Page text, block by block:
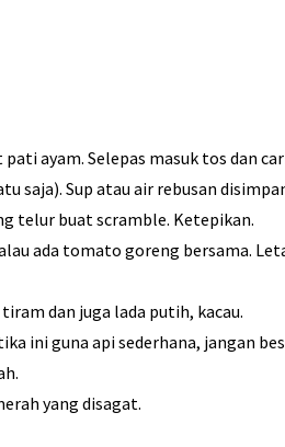
ayam. Selepas masuk tos dan
saja). Sup atau air rebusan
telur buat scramble. Ketepikan.
ada tomato goreng bersama.
dan juga lada putih, kacau.
ini guna api sederhana, jangan
yang disagat.